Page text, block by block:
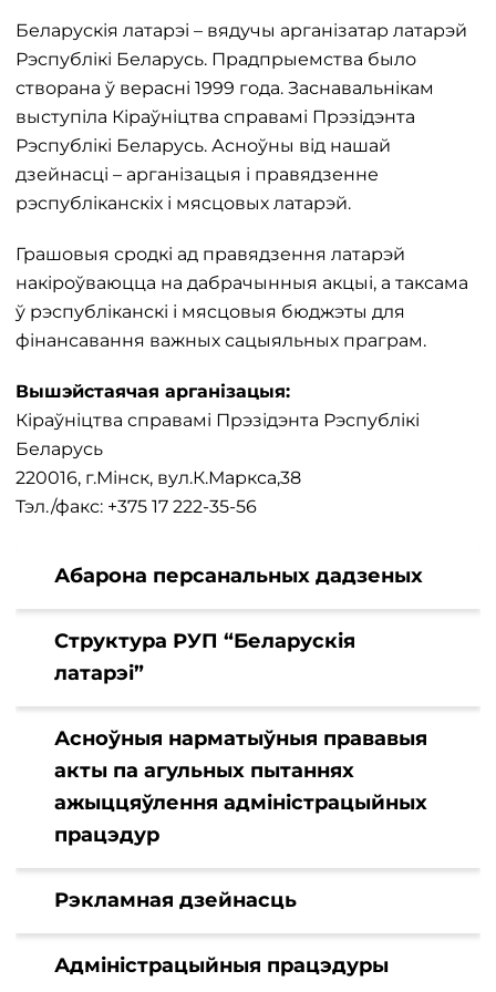
Беларускія латарэі – вядучы арганізатар латарэй
Рэспублікі Беларусь. Прадпрыемства было
створана ў верасні 1999 года. Заснавальнікам
выступіла Кіраўніцтва справамі Прэзідэнта
Рэспублікі Беларусь. Асноўны від нашай
дзейнасці – арганізацыя і правядзенне
рэспубліканскіх і мясцовых латарэй.
Грашовыя сродкі ад правядзення латарэй
накіроўваюцца на дабрачынныя акцыі, а таксама
ў рэспубліканскі і мясцовыя бюджэты для
фінансавання важных сацыяльных праграм.
Вышэйстаячая арганізацыя:
Кіраўніцтва справамі Прэзідэнта Рэспублікі
Беларусь
220016, г.Мінск, вул.К.Маркса,38
Тэл./факс: +375 17 222-35-56
Абарона персанальных дадзеных
Структура РУП “Беларускія
латарэі”
Асноўныя нарматыўныя прававыя
акты па агульных пытаннях
ажыццяўлення адміністрацыйных
працэдур
Рэкламная дзейнасць
Адміністрацыйныя працэдуры